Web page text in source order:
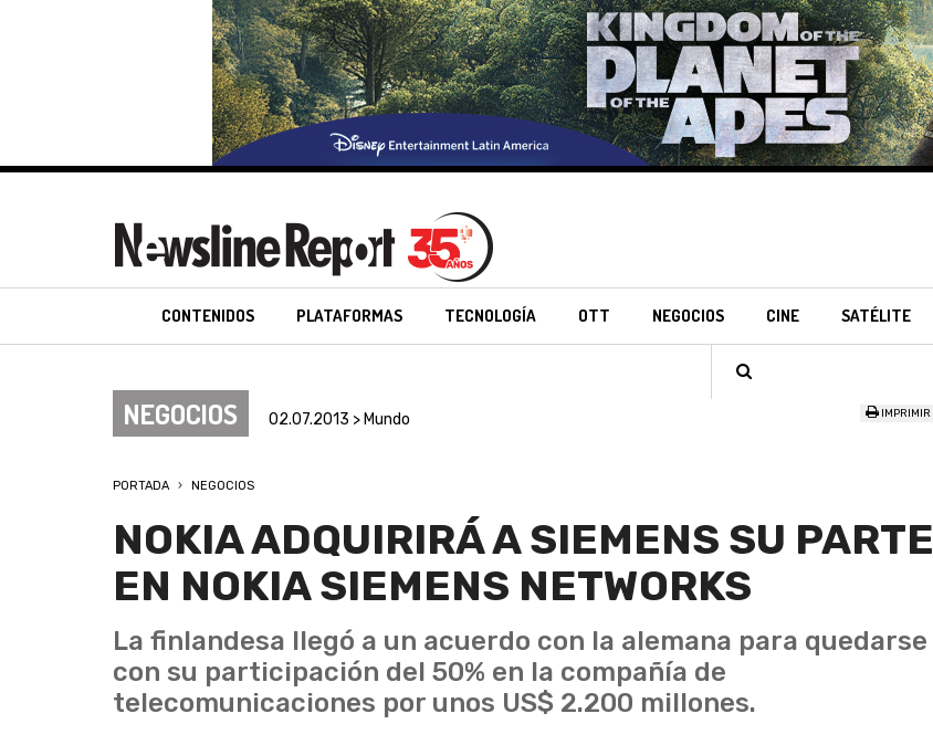
CONTENIDOS PLATAFORMAS TECNOLOGÍA OTT NEGOCIOS CINE SATÉLITE
NEGOCIOS 02.07.2013 > Mundo IMPRIMIR
PORTADA NEGOCIOS
NOKIA ADQUIRIRÁ A SIEMENS SU PARTE
EN NOKIA SIEMENS NETWORKS
La finlandesa llegó a un acuerdo con la alemana para quedarse
con su participación del 50% en la compañía de
telecomunicaciones por unos US$ 2.200 millones.